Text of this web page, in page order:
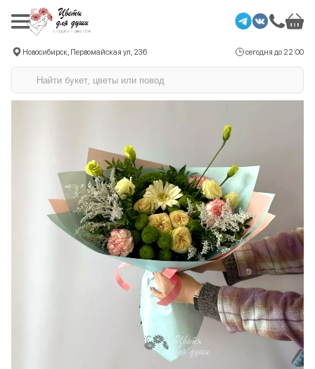
Новосибирск, Первомайская ул, 236 сегодня до 22:00